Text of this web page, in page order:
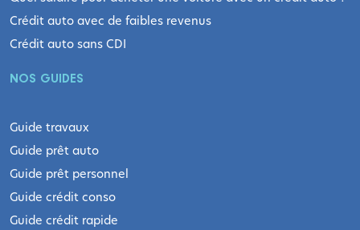
Crédit auto avec de faibles revenus
Crédit auto sans CDI
NOS GUIDES
Guide travaux
Guide prêt auto
Guide prêt personnel
Guide crédit conso
Guide crédit rapide